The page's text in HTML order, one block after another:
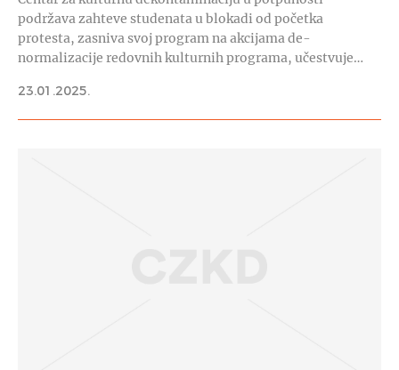
podržava zahteve studenata u blokadi od početka
protesta, zasniva svoj program na akcijama de-
normalizacije redovnih kulturnih programa, učestvuje…
23.01.2025.